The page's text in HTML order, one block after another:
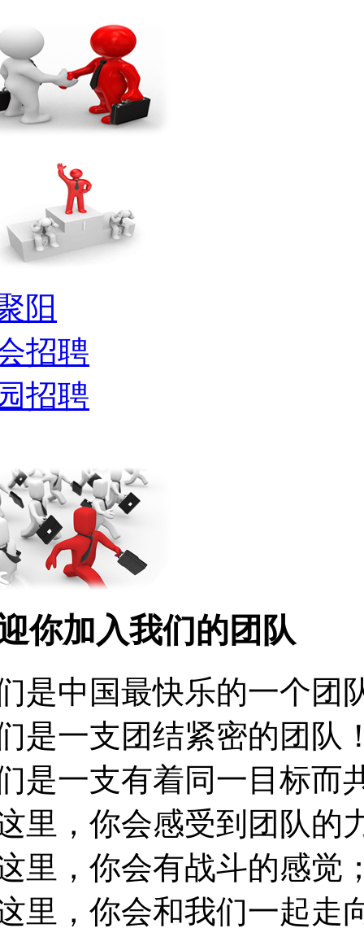
阳
招聘
招聘
你加入我们的团队
是中国最快乐的一个团
是一支团结紧密的团队
是一支有着同一目标而
里，你会感受到团队的
里，你会有战斗的感觉
里，你会和我们一起走